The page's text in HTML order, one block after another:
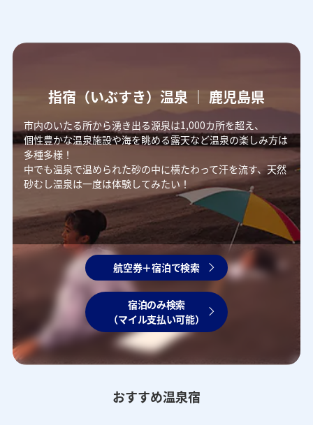
航空券＋宿泊で検索
宿泊のみ検索
（マイル支払い可能）
指宿（いぶすき）温泉 ｜ 鹿児島県
市内のいたる所から湧き出る源泉は1,000カ所を超え、
個性豊かな温泉施設や海を眺める露天など温泉の楽しみ方は
多種多様！
中でも温泉で温められた砂の中に横たわって汗を流す、天然
砂むし温泉は一度は体験してみたい！
おすすめ温泉宿